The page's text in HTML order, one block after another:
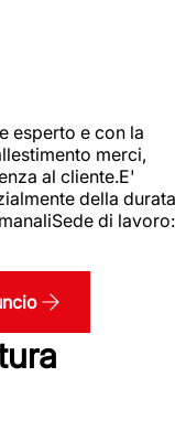
esperto e con la
merci,
al cliente.E'
della durata
di lavoro: